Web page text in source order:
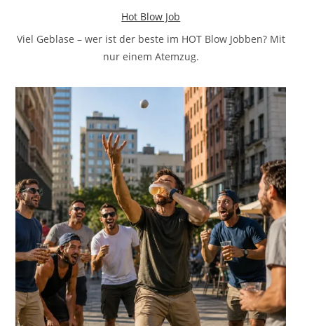
Hot Blow Job
Viel Geblase – wer ist der beste im HOT Blow Jobben? Mit
nur einem Atemzug.